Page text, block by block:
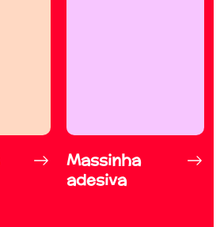
Massinha
adesiva